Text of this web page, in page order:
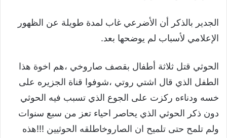
الجدير بالذكر أن الأضرعي غاب لمدة طويلة عن الظهور
الإعلامي لأسباب لم يوضحها بعد.
الحوثي قتل ثلاثة أطفال بقصف صاروخي ،هم اخوة هذا
الطفل الذي قال اشتي روتي ،شوفوا قناة الجزيره على
خسه ودناءه ركزت على الجوع الذي تسبب فيه الحوثي
دون ذكر الحوثي الذي يحاصر احياء تعز من سبع سنوات
ولم تلمح حتى تلميح ان الصاروخاطلقه الحوثيين !!!هذه